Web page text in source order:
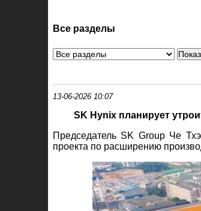
Все разделы
13-06-2026 10:07
SK Hynix планирует
Председатель SK Group Че
проекта по расширению